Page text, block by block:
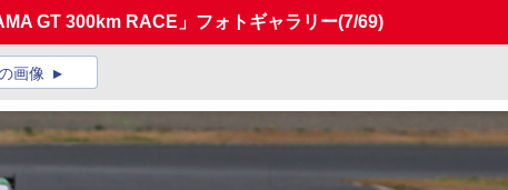
GT 300km RACE」フォトギャラリー(7/69)
画像